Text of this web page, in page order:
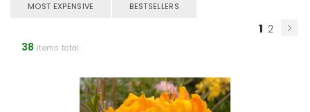
MOST EXPENSIVE BESTSELLERS
1 2
38 items total